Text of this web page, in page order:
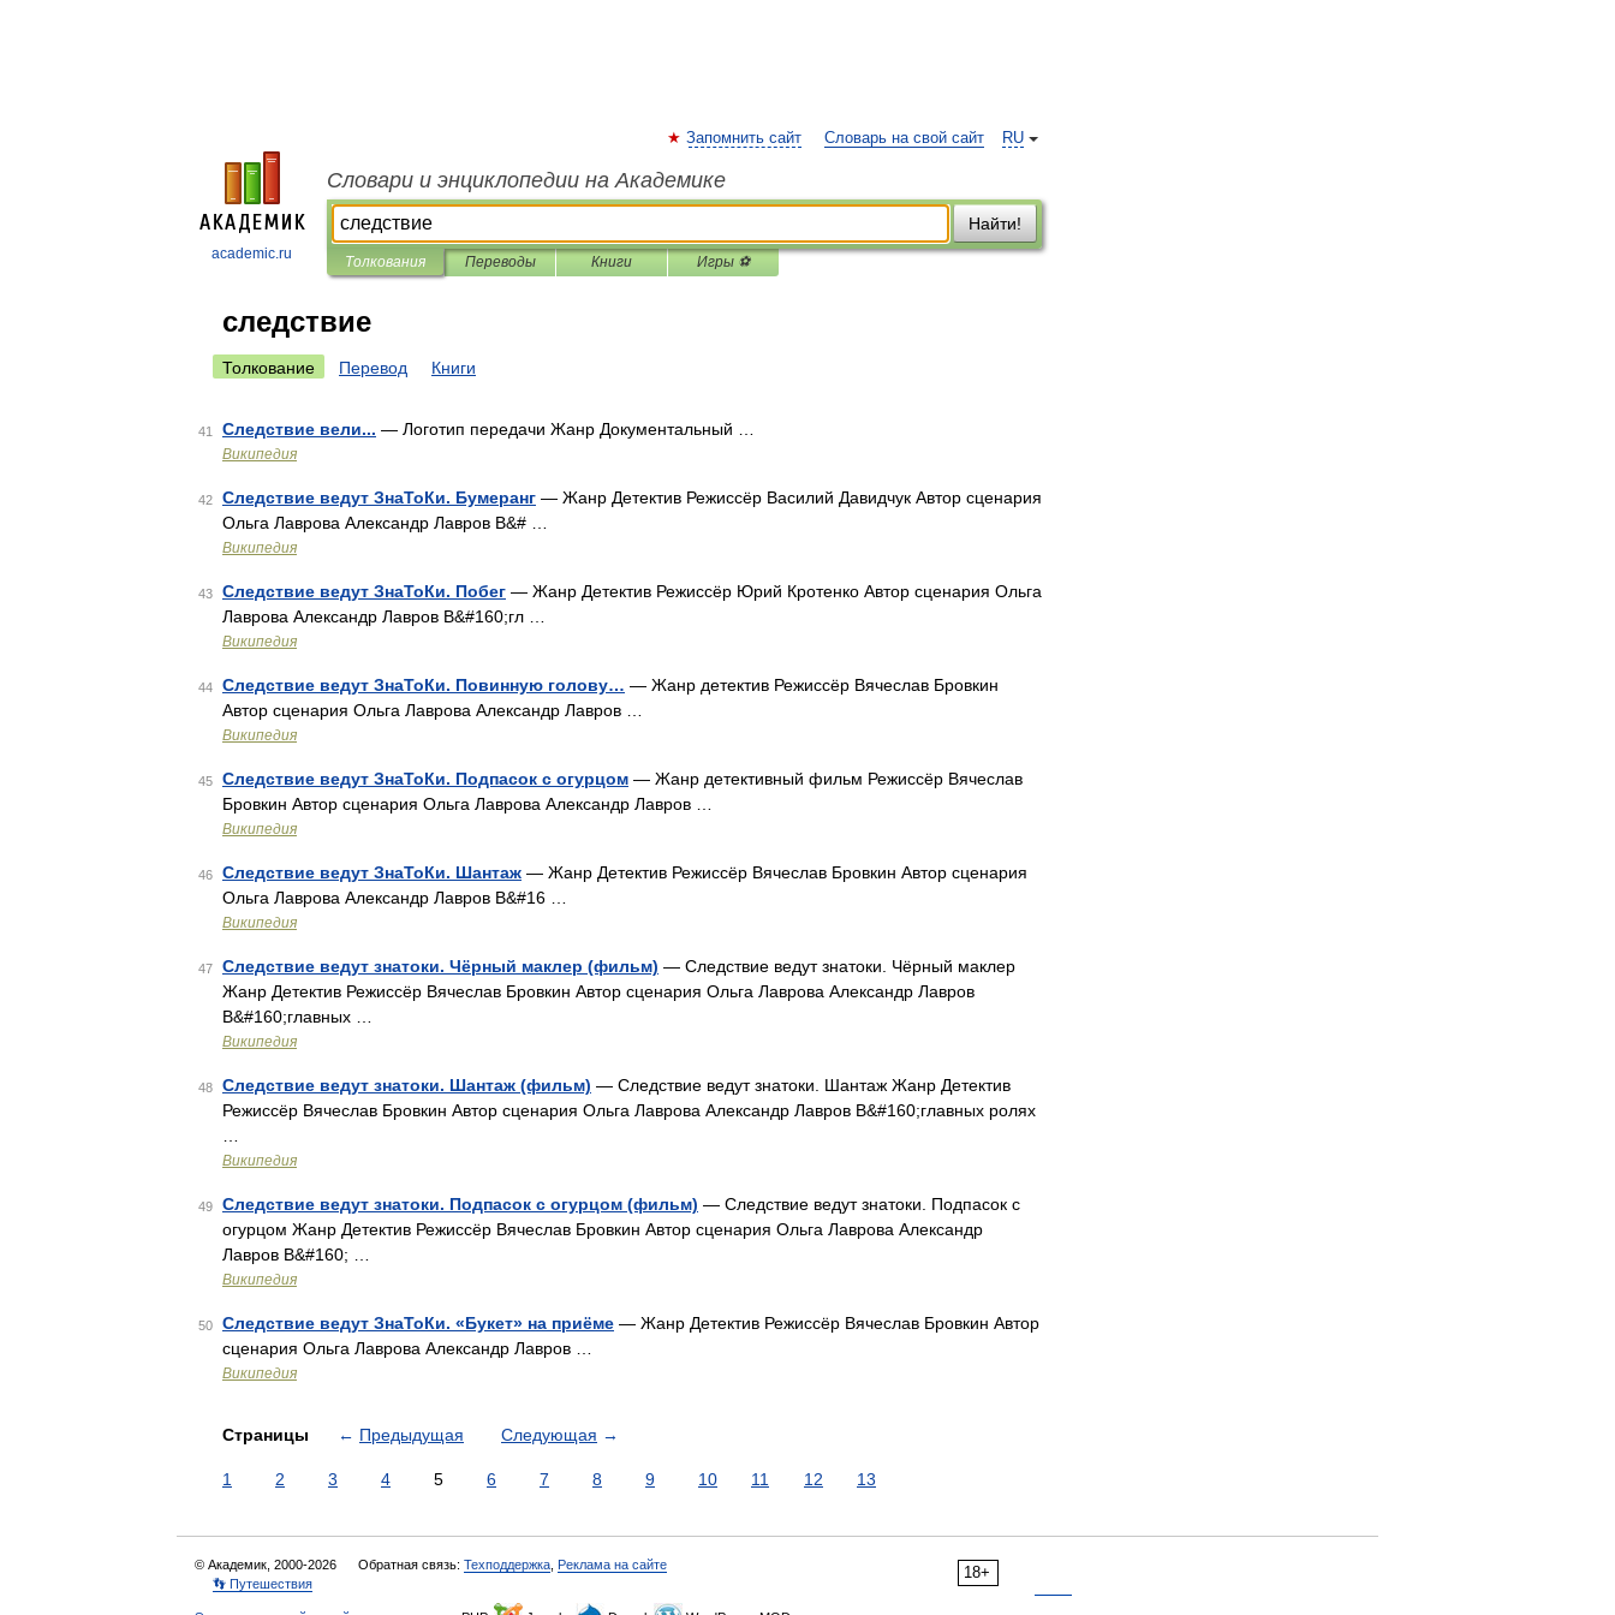
academic.ru
RU
Запомнить сайт Словарь на свой сайт
Словари и энциклопедии на Академике
Найти!
Толкования Переводы Книги Игры ⚽
следствие
Толкование Перевод Книги
41 Следствие вели... — Логотип передачи Жанр Документальный …
Википедия
42 Следствие ведут ЗнаТоКи. Бумеранг — Жанр Детектив Режиссёр Василий Давидчук Автор сценария
Ольга Лаврова Александр Лавров В&# …
Википедия
43 Следствие ведут ЗнаТоКи. Побег — Жанр Детектив Режиссёр Юрий Кротенко Автор сценария Ольга
Лаврова Александр Лавров В&#160;гл …
Википедия
44 Следствие ведут ЗнаТоКи. Повинную голову… — Жанр детектив Режиссёр Вячеслав Бровкин
Автор сценария Ольга Лаврова Александр Лавров …
Википедия
45 Следствие ведут ЗнаТоКи. Подпасок с огурцом — Жанр детективный фильм Режиссёр Вячеслав
Бровкин Автор сценария Ольга Лаврова Александр Лавров …
Википедия
46 Следствие ведут ЗнаТоКи. Шантаж — Жанр Детектив Режиссёр Вячеслав Бровкин Автор сценария
Ольга Лаврова Александр Лавров В&#16 …
Википедия
47 Следствие ведут знатоки. Чёрный маклер (фильм) — Следствие ведут знатоки. Чёрный маклер
Жанр Детектив Режиссёр Вячеслав Бровкин Автор сценария Ольга Лаврова Александр Лавров
В&#160;главных …
Википедия
48 Следствие ведут знатоки. Шантаж (фильм) — Следствие ведут знатоки. Шантаж Жанр Детектив
Режиссёр Вячеслав Бровкин Автор сценария Ольга Лаврова Александр Лавров В&#160;главных ролях
Википедия
49 Следствие ведут знатоки. Подпасок с огурцом (фильм) — Следствие ведут знатоки. Подпасок с
огурцом Жанр Детектив Режиссёр Вячеслав Бровкин Автор сценария Ольга Лаврова Александр
Лавров В&#160; …
Википедия
50 Следствие ведут ЗнаТоКи. «Букет» на приёме — Жанр Детектив Режиссёр Вячеслав Бровкин Автор
сценария Ольга Лаврова Александр Лавров …
Википедия
Страницы ← Предыдущая Следующая →
1 2 3 4 5 6 7 8 9 10 11 12 13
18+
© Академик, 2000-2026 Обратная связь: Техподдержка Реклама на сайте
👣 Путешествия